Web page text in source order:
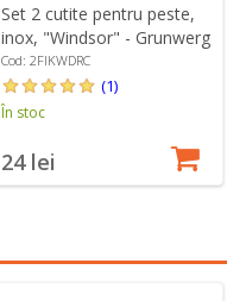
Set 2 cutite pentru peste,
inox, "Windsor" - Grunwerg
Cod: 2FIKWDRC
(1)
În stoc
24 lei